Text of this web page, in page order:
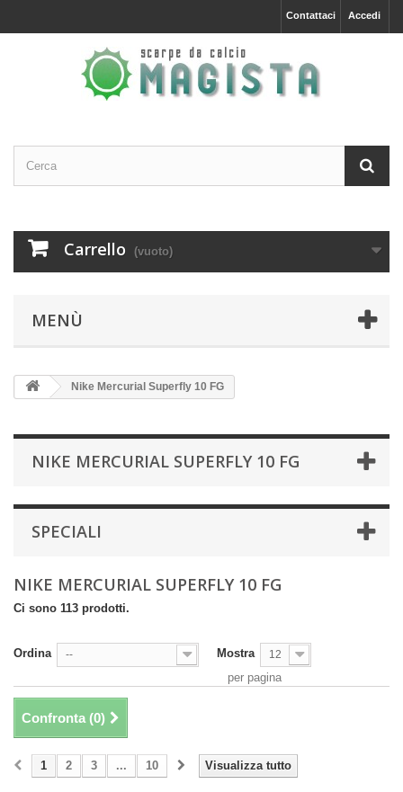
Accedi
Contattaci
Carrello (vuoto)
MENÙ
Nike Mercurial Superfly 10 FG
NIKE MERCURIAL SUPERFLY 10 FG
SPECIALI
NIKE MERCURIAL SUPERFLY 10 FG
Ci sono 113 prodotti.
Ordina -- Mostra 12
per pagina
Confronta (0)
Visualizza tutto
1 2 3 ... 10